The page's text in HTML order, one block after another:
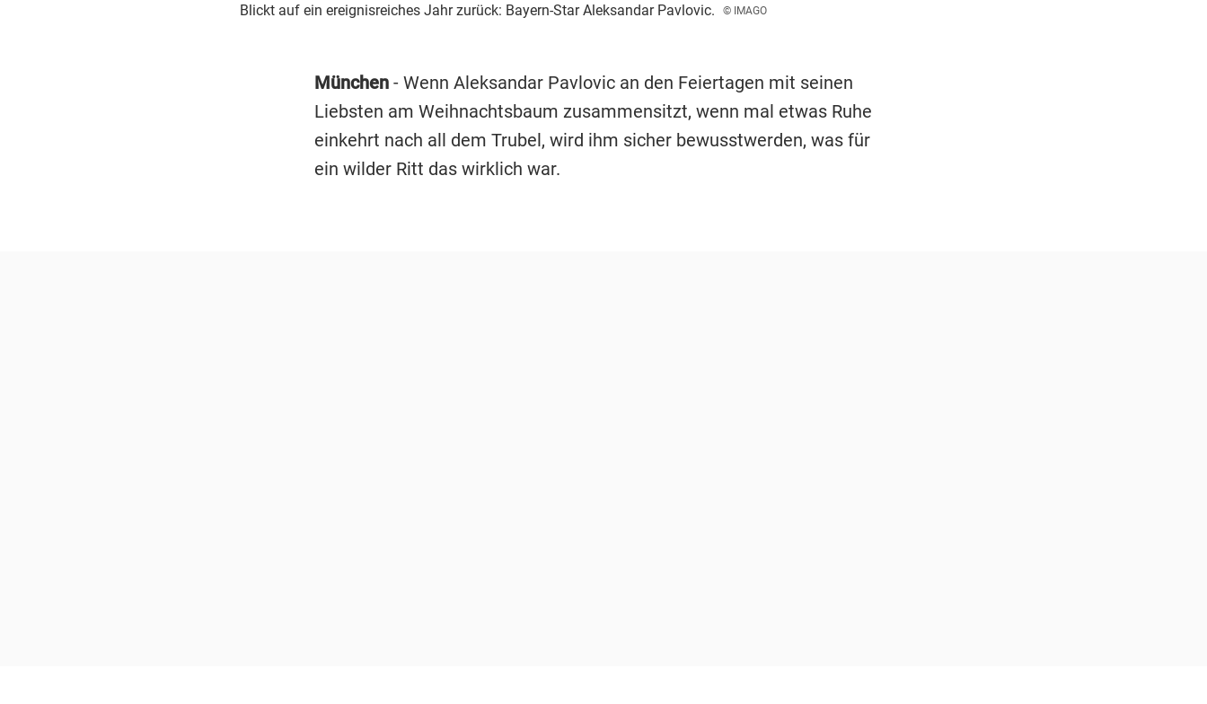
Blickt auf ein ereignisreiches Jahr zurück: Bayern-Star Aleksandar Pavlovic. © IMAGO
München- Wenn Aleksandar Pavlovic an den Feiertagen mit seinen
Liebsten am Weihnachtsbaum zusammensitzt, wenn mal etwas Ruhe
einkehrt nach all dem Trubel, wird ihm sicher bewusstwerden, was für
ein wilder Ritt das wirklich war.